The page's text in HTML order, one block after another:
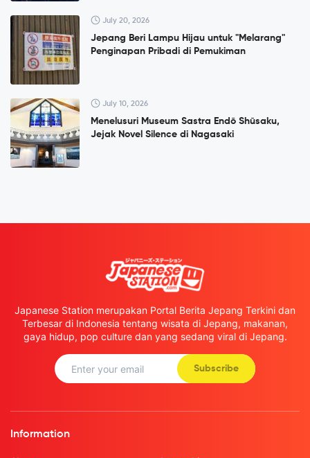
July 20, 2026
Jepang Beri Lampu Hijau untuk "Melarang"
Penginapan Pribadi di Pemukiman
July 10, 2026
Menelusuri Museum Sastra Endō Shūsaku,
Jejak Novel Silence di Nagasaki
Japanese Station merupakan Portal Berita Jepang Terkini dan
Terbesar di Indonesia tentang wisata di Jepang, makanan,
gaya hidup, pop culture dan yang sedang viral di Jepang.
Subscribe
Information